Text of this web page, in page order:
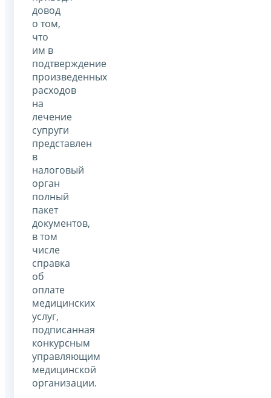
довод
о том,
что
им в
подтверждение
произведенных
расходов
на
лечение
супруги
представлен
в
налоговый
орган
полный
пакет
документов,
в том
числе
справка
об
оплате
медицинских
услуг,
подписанная
конкурсным
управляющим
медицинской
организации.